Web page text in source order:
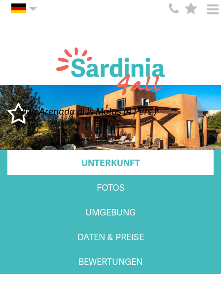
Villa Arenada di Is Molas (4 Pers.)
UNTERKUNFT
FOTOS
UMGEBUNG
DATEN & PREISE
BEWERTUNGEN